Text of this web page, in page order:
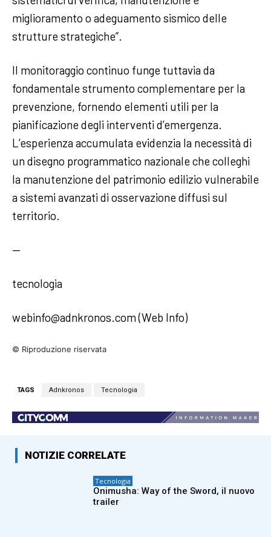
miglioramento o adeguamento sismico delle
strutture strategiche”.
Il monitoraggio continuo funge tuttavia da
fondamentale strumento complementare per la
prevenzione, fornendo elementi utili per la
pianificazione degli interventi d’emergenza.
L’esperienza accumulata evidenzia la necessità di
un disegno programmatico nazionale che colleghi
la manutenzione del patrimonio edilizio vulnerabile
a sistemi avanzati di osservazione diffusi sul
territorio.
—
tecnologia
webinfo@adnkronos.com (Web Info)
© Riproduzione riservata
TAGS Adnkronos Tecnologia
NOTIZIE CORRELATE
Tecnologia
Onimusha: Way of the Sword, il nuovo
trailer